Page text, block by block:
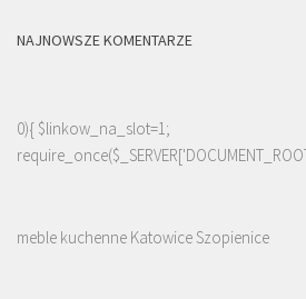
NAJNOWSZE KOMENTARZE
0){ $linkow_na_slot=1;
meble kuchenne Katowice Szopienice